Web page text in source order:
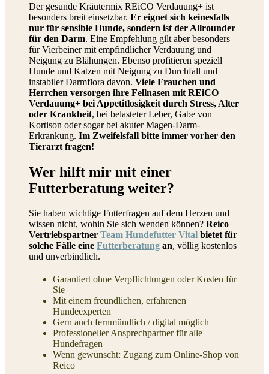
Der gesunde Kräutermix REiCO Verdauung+ ist
besonders breit einsetzbar. Er eignet sich keinesfalls
nur für sensible Hunde, sondern ist der Allrounder
für den Darm. Eine Empfehlung gilt aber besonders
für Vierbeiner mit empfindlicher Verdauung und
Neigung zu Blähungen. Ebenso profitieren speziell
Hunde und Katzen mit Neigung zu Durchfall und
instabiler Darmflora davon. Viele Frauchen und
Herrchen versorgen ihre Fellnasen mit REiCO
Verdauung+ bei Appetitlosigkeit durch Stress, Alter
oder Krankheit, bei belasteter Leber, Gabe von
Kortison oder sogar bei akuter Magen-Darm-
Erkrankung. Im Zweifelsfall bitte immer vorher den
Tierarzt fragen!
Wer hilft mir mit einer
Futterberatung weiter?
Sie haben wichtige Futterfragen auf dem Herzen und
wissen nicht, wohin Sie sich wenden können? Reico
Vertriebspartner Team Hundefutter Vital bietet für
solche Fälle eine Futterberatung an, völlig kostenlos
und unverbindlich.
Garantiert ohne Verpflichtungen oder Kosten für
Sie
Mit einem freundlichen, erfahrenen
Hundeexperten
Gern auch fernmündlich / digital möglich
Professioneller Ansprechpartner für alle
Hundefragen
Wenn gewünscht: Zugang zum Online-Shop von
Reico